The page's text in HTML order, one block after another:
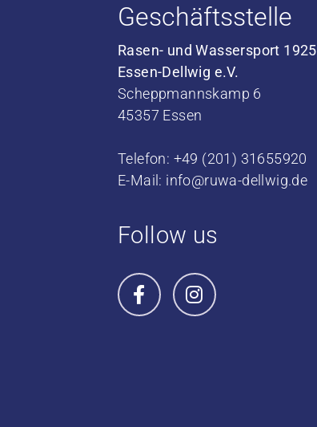
Geschäftsstelle
Rasen- und Wassersport 1925
Essen-Dellwig e.V.
Scheppmannskamp 6
45357 Essen
Telefon: +49 (201) 31655920
E-Mail: info@ruwa-dellwig.de
Follow us